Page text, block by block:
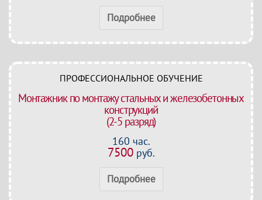
Подробнее
ПРОФЕССИОНАЛЬНОЕ ОБУЧЕНИЕ
Монтажник по монтажу стальных и железобетонных
конструкций
(2-5 разряд)
160 час.
7500руб.
Подробнее